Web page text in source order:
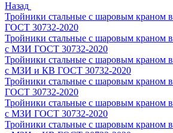
Назад
Тройники стальные с шаровым
ГОСТ 30732-2020
Тройники стальные с шаровым
с МЗИ ГОСТ 30732-2020
Тройники стальные с шаровым
с МЗИ и КВ ГОСТ 30732-2020
Тройники стальные с шаровым
ГОСТ 30732-2020
Тройники стальные с шаровым
с МЗИ ГОСТ 30732-2020
Тройники стальные с шаровым